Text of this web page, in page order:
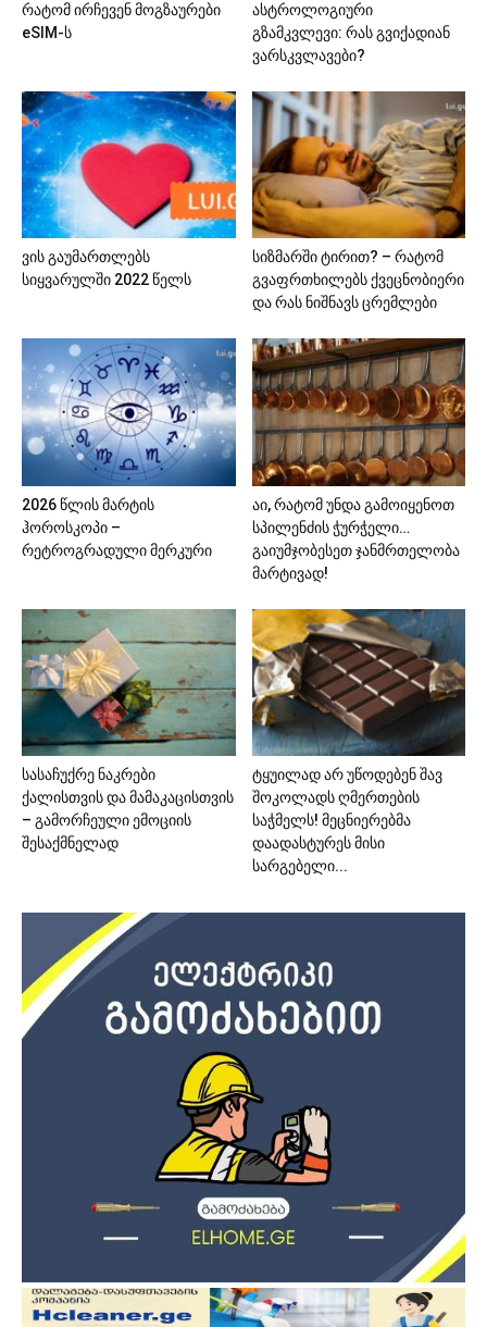
რატომ ირჩევენ მოგზაურები
eSIM-ს
ასტროლოგიური
გზამკვლევი: რას გვიქადიან
ვარსკვლავები?
ვის გაუმართლებს
სიყვარულში 2022 წელს
სიზმარში ტირით? – რატომ
გვაფრთხილებს ქვეცნობიერი
და რას ნიშნავს ცრემლები
2026 წლის მარტის
ჰოროსკოპი –
რეტროგრადული მერკური
აი, რატომ უნდა გამოიყენოთ
სპილენძის ჭურჭელი…
გაიუმჯობესეთ ჯანმრთელობა
მარტივად!
სასაჩუქრე ნაკრები
ქალისთვის და მამაკაცისთვის
– გამორჩეული ემოციის
შესაქმნელად
ტყუილად არ უწოდებენ შავ
შოკოლადს ღმერთების
საჭმელს! მეცნიერებმა
დაადასტურეს მისი
სარგებელი...